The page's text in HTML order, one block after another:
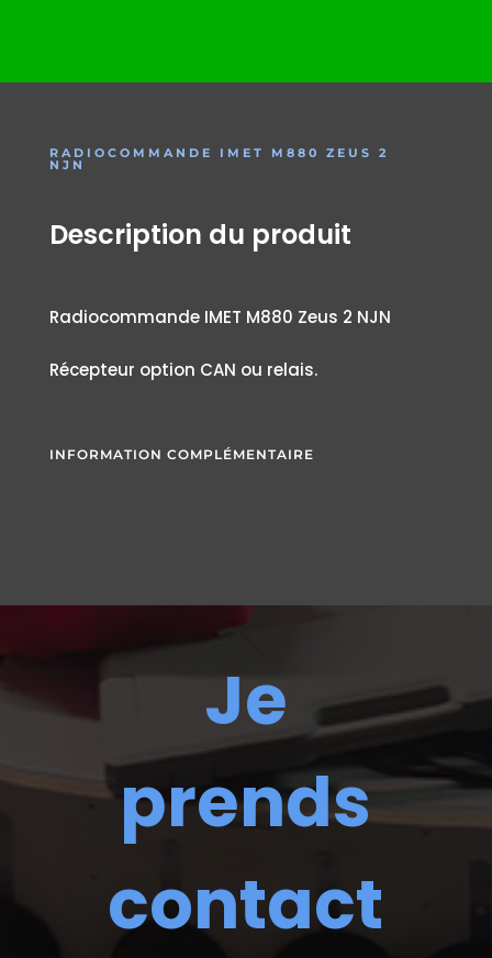
RADIOCOMMANDE IMET M880 ZEUS 2
NJN
Description du produit
Radiocommande IMET M880 Zeus 2 NJN
Récepteur option CAN ou relais.
INFORMATION COMPLÉMENTAIRE
Je
prends
contact